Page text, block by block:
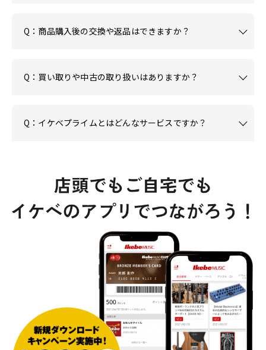
Q：商品購入後の交換や返品はできますか？
Q：買い取りや中古の取り扱いはありますか？
Q：イケベプライムとはどんなサービスですか？